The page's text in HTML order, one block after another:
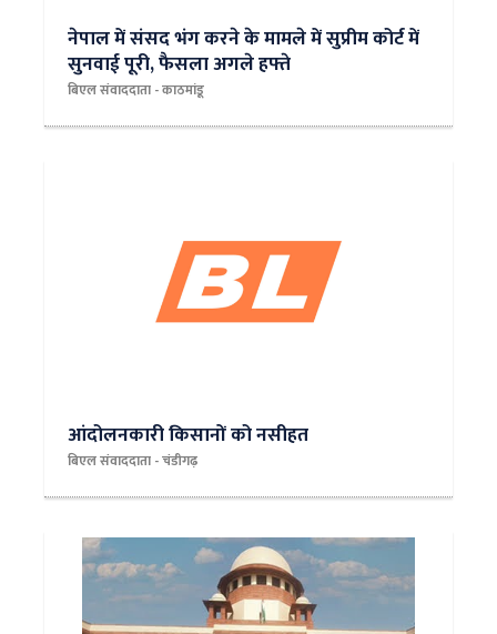
नेपाल में संसद भंग करने के मामले में सुप्रीम कोर्ट में
सुनवाई पूरी, फैसला अगले हफ्ते
बिएल संवाददाता - काठमांडू
आंदोलनकारी किसानों को नसीहत
बिएल संवाददाता - चंडीगढ़